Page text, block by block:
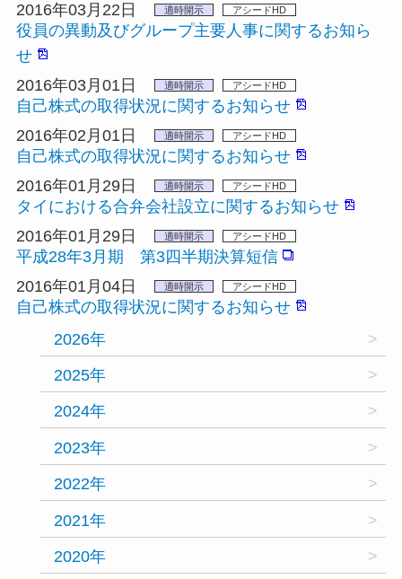
2016年03月22日
適時開示 アシードHD
役員の異動及びグループ主要人事に関するお知ら
せ
2016年03月01日
適時開示 アシードHD
自己株式の取得状況に関するお知らせ
2016年02月01日
適時開示 アシードHD
自己株式の取得状況に関するお知らせ
2016年01月29日
適時開示 アシードHD
タイにおける合弁会社設立に関するお知らせ
2016年01月29日
適時開示 アシードHD
平成28年3月期 第3四半期決算短信
2016年01月04日
適時開示 アシードHD
自己株式の取得状況に関するお知らせ
2026年
2025年
2024年
2023年
2022年
2021年
2020年